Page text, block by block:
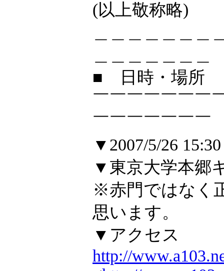
(以上敬称略)
■ 日時・場所
￣￣￣￣￣￣￣
￣￣￣￣￣￣￣
▼2007/5/26
▼東京大学本郷
※赤門ではなく
思います。
▼アクセス
http://